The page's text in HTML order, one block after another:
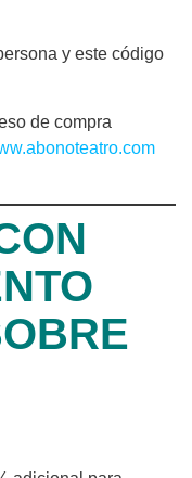
y este código
de compra